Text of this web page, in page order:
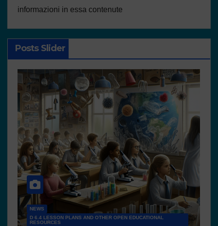
informazioni in essa contenute
Posts Slider
NEWS